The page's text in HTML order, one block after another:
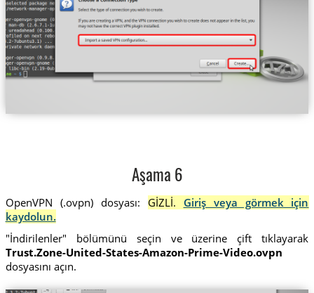
Aşama 6
OpenVPN (.ovpn) dosyası: GİZLİ. Giriş veya görmek için
kaydolun.
"İndirilenler" bölümünü seçin ve üzerine çift tıklayarak
Trust.Zone-United-States-Amazon-Prime-Video.ovpn
dosyasını açın.